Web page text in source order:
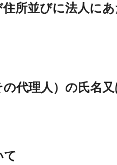
所並びに法人に
代理人）の氏名
て